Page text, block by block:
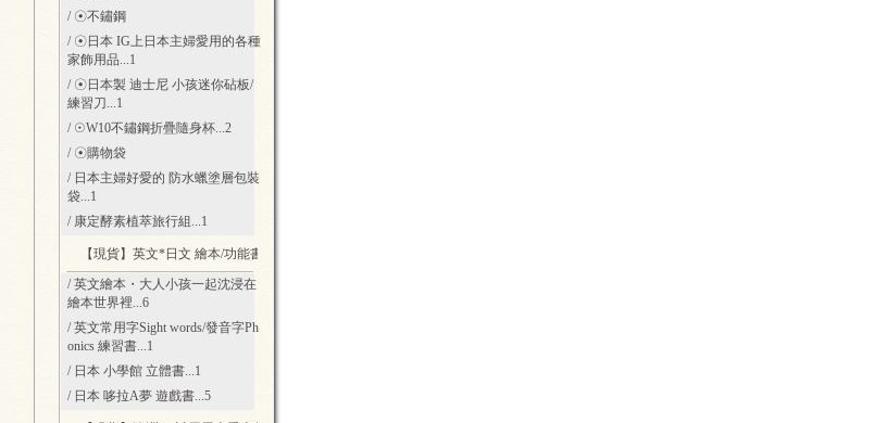
/ ☉不鏽鋼
/ ☉日本 IG上日本主婦愛用的各種
家飾用品...1
/ ☉日本製 迪士尼 小孩迷你砧板/
練習刀...1
/ ☉W10不鏽鋼折疊隨身杯...2
/ ☉購物袋
/ 日本主婦好愛的 防水蠟塗層包裝
袋...1
/ 康定酵素植萃旅行組 ...1
【現貨】英文*日文 繪本/功能書
/ 英文繪本・大人小孩一起沈浸在
繪本世界裡...6
/ 英文常用字Sight words/發音字Ph
onics 練習書...1
/ 日本 小學館 立體書...1
/ 日本 哆拉A夢 遊戲書...5